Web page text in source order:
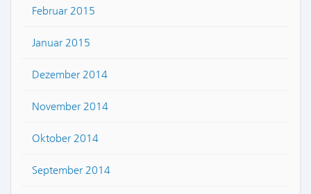
Februar 2015
Januar 2015
Dezember 2014
November 2014
Oktober 2014
September 2014